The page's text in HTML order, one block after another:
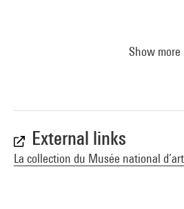
Show more
External links
La collection du Musée national